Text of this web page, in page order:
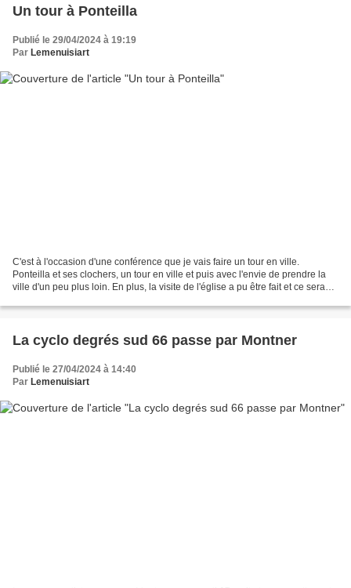
Un tour à Ponteilla
Publié le 29/04/2024 à 19:19
Par Lemenuisiart
C'est à l'occasion d'une conférence que je vais faire un tour en ville.
Ponteilla et ses clochers, un tour en ville et puis avec l'envie de prendre la
ville d'un peu plus loin. En plus, la visite de l'église a pu être fait et ce sera
La cyclo degrés sud 66 passe par Montner
Publié le 27/04/2024 à 14:40
Par Lemenuisiart